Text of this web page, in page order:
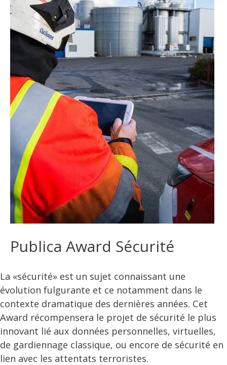
Publica Award Sécurité
La «sécurité» est un sujet connaissant une
évolution fulgurante et ce notamment dans le
contexte dramatique des dernières années. Cet
Award récompensera le projet de sécurité le plus
innovant lié aux données personnelles, virtuelles,
de gardiennage classique, ou encore de sécurité en
lien avec les attentats terroristes.